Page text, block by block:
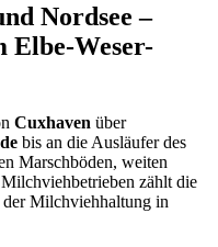
Nordsee –
Elbe-Weser-
Cuxhaven über
bis an die Ausläufer des
Marschböden, weiten
zählt die
Milchviehhaltung in